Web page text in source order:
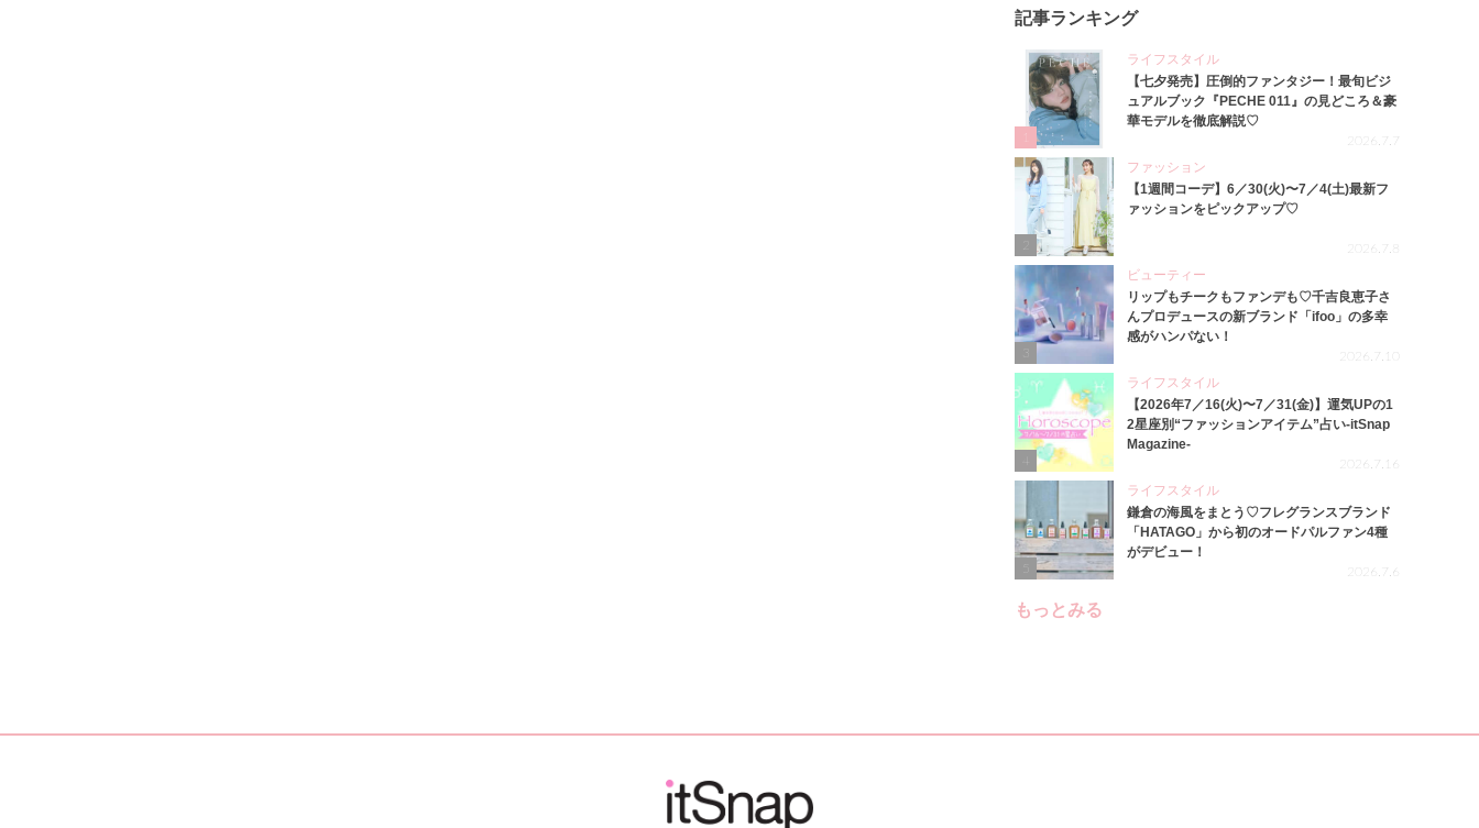
記事ランキング
ライフスタイル
【七夕発売】圧倒的ファンタジー！最旬ビジ
ュアルブック『PECHE 011』の見どころ＆豪
華モデルを徹底解説♡
2026.7.7
ファッション
【1週間コーデ】6／30(火)〜7／4(土)最新フ
ァッションをピックアップ♡
2026.7.8
3
ビューティー
リップもチークもファンデも♡千吉良恵子さ
んプロデュースの新ブランド「ifoo」の多幸
感がハンパない！
2026.7.10
4
ライフスタイル
【2026年7／16(火)〜7／31(金)】運気UPの1
2星座別“ファッションアイテム”占い-itSnap
Magazine-
2026.7.16
ライフスタイル
鎌倉の海風をまとう♡フレグランスブランド
「HATAGO」から初のオードパルファン4種
がデビュー！
2026.7.6
もっとみる